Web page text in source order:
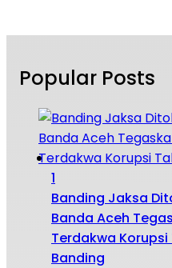
Popular Posts
1
Banding Jaksa
Banda Aceh
Terdakwa Korupsi
Banding